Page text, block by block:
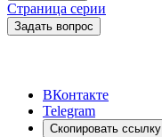
Страница серии
Задать вопрос
ВКонтакте
Telegram
Скопировать ссылку